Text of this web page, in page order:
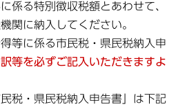
係る特別徴収税額とあわせて、
関に納入してください。
等に係る市民税・県民税納入申
等を必ずご記入いただきますよ
税・県民税納入申告書」は下記